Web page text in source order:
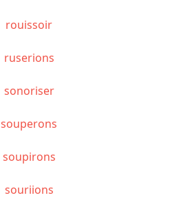
rouissoir
ruserions
sonoriser
souperons
soupirons
souriions